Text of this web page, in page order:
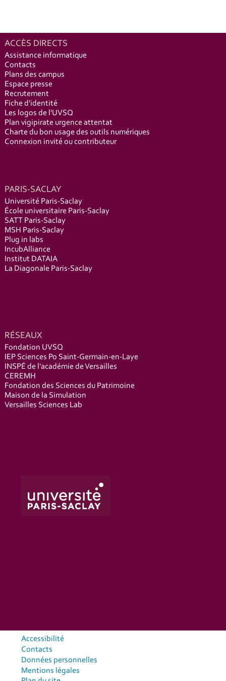
ACCÈS DIRECTS
Assistance informatique
Contacts
Plans des campus
Espace presse
Recrutement
Fiche d'identité
Les logos de l'UVSQ
Plan vigipirate urgence attentat
Charte du bon usage des outils numériques
Connexion invité ou contributeur
PARIS-SACLAY
Université Paris-Saclay
École universitaire Paris-Saclay
SATT Paris-Saclay
MSH Paris-Saclay
Plug in labs
IncubAlliance
Institut DATAIA
La Diagonale Paris-Saclay
RÉSEAUX
Fondation UVSQ
IEP Sciences Po Saint-Germain-en-Laye
INSPÉ de l'académie de Versailles
CEREMH
Fondation des Sciences du Patrimoine
Maison de la Simulation
Versailles Sciences Lab
Accessibilité
Contacts
Données personnelles
Mentions légales